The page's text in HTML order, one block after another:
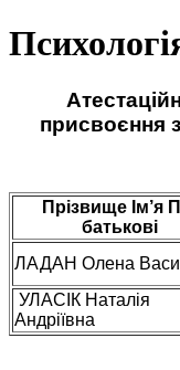
присвоєння
Прізвище Ім’я
батькові
ЛАДАН Олена
УЛАСІК Наталія
Андріївна